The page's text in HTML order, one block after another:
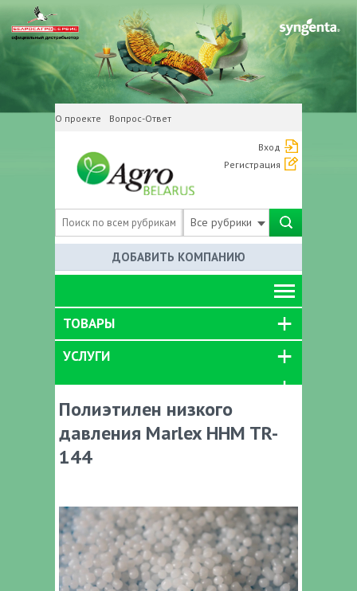
О проекте Вопрос-Ответ
Вход
Регистрация
Все рубрики
ДОБАВИТЬ КОМПАНИЮ
ТОВАРЫ
УСЛУГИ
Полиэтилен низкого
давления Marlex HHM TR-
144